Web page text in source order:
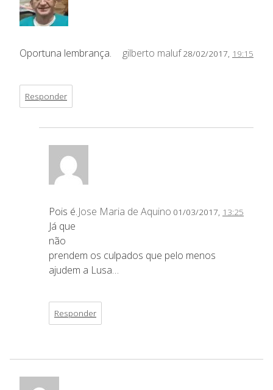
gilberto maluf 28/02/2017, 19:15
Oportuna lembrança.
Responder
Jose Maria de Aquino 01/03/2017, 13:25
Pois é.
Já que
não
prendem os culpados que pelo menos
ajudem a Lusa…
Responder